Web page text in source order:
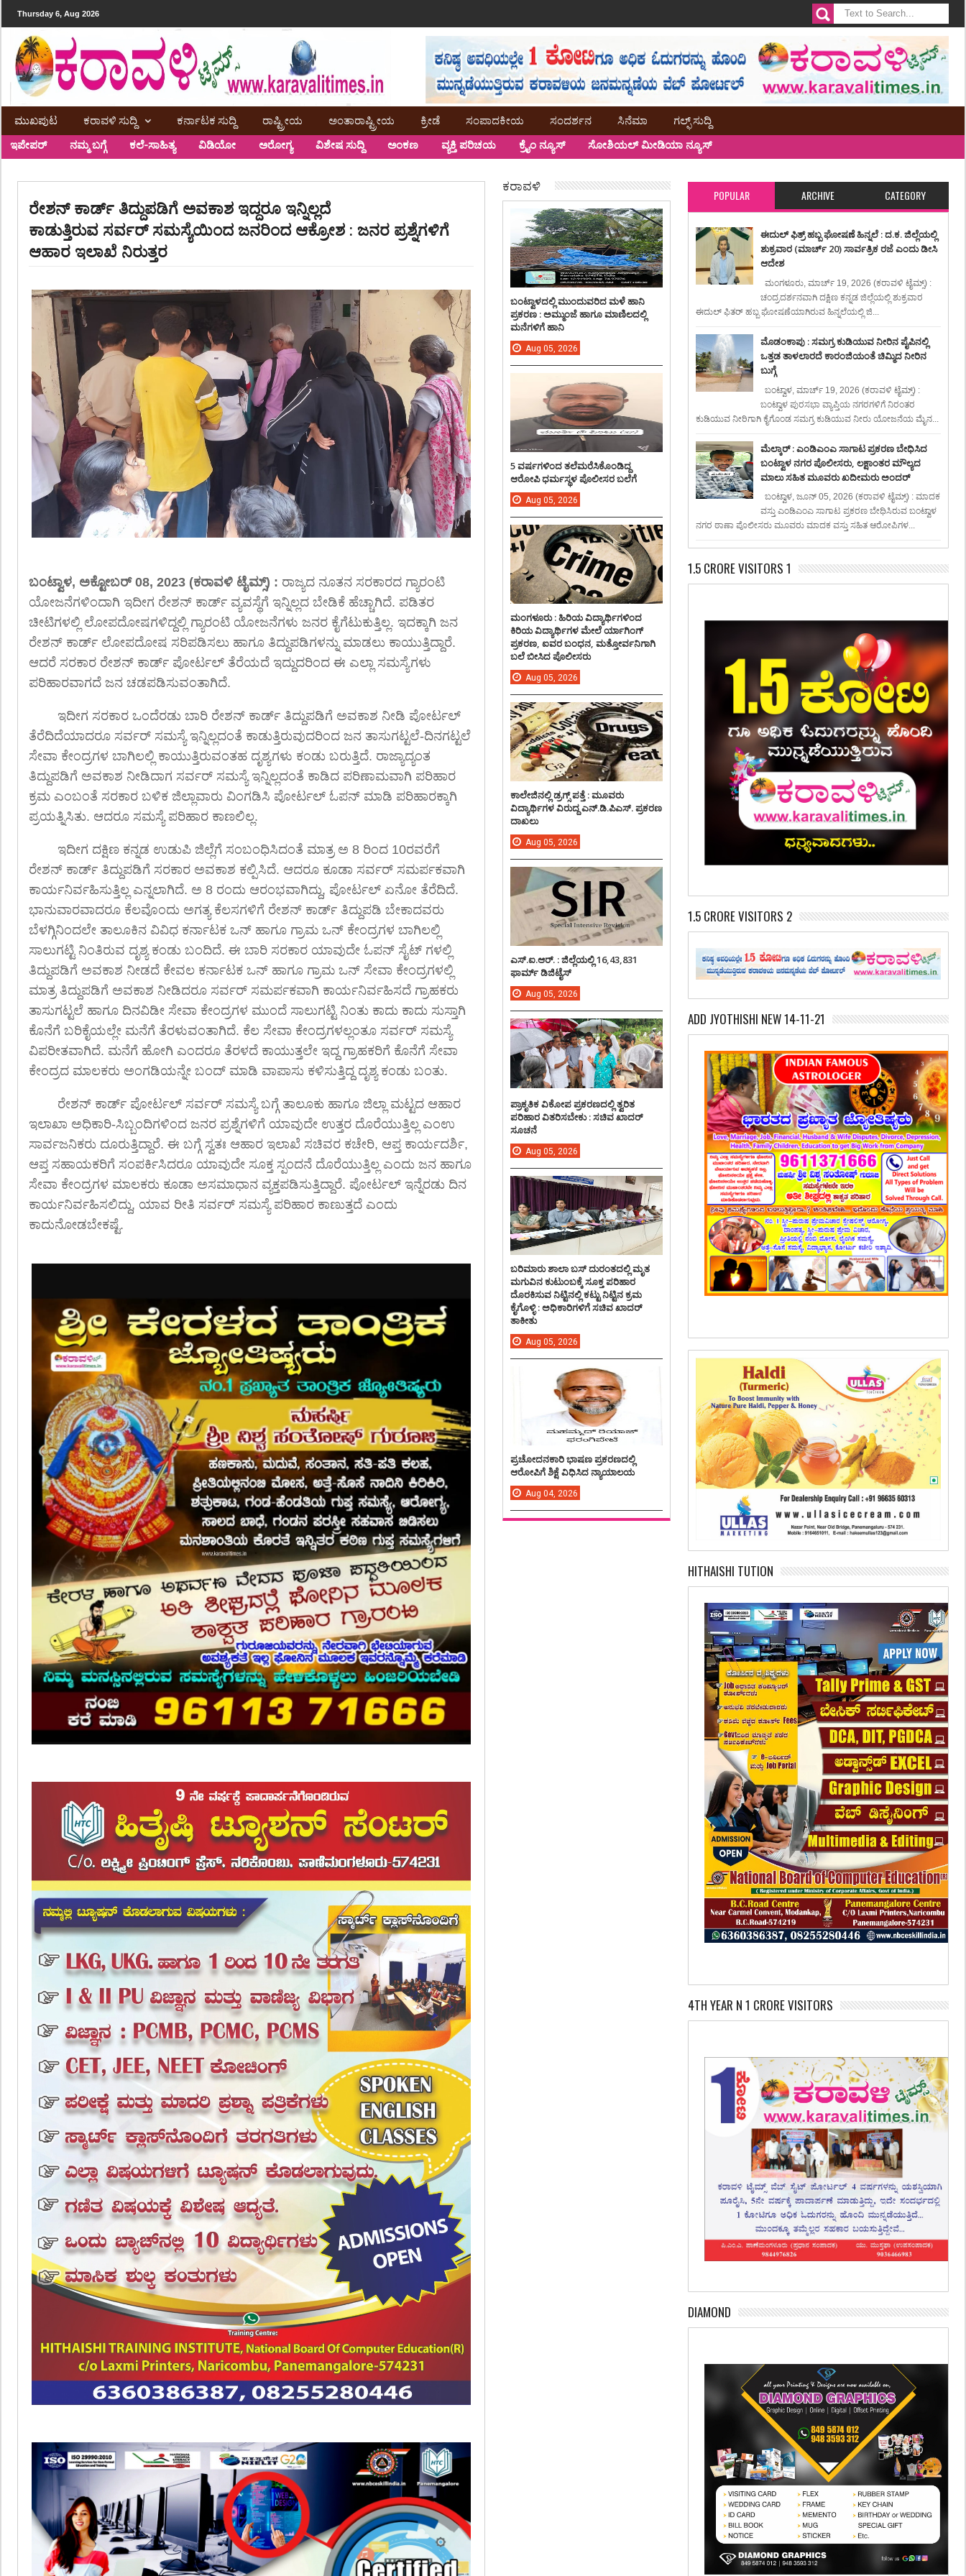
Thursday 6, Aug 2026
ಮುಖಪುಟ ಕರಾವಳಿ ಸುದ್ದಿ ಕರ್ನಾಟಕ ಸುದ್ದಿ ರಾಷ್ಟ್ರೀಯ ಅಂತಾರಾಷ್ಟ್ರೀಯ ಕ್ರೀಡೆ ಸಂಪಾದಕೀಯ ಸಂದರ್ಶನ ಸಿನೆಮಾ ಗಲ್ಫ್ ಸುದ್ದಿ
ಇಪೇಪರ್ ನಮ್ಮ ಬಗ್ಗೆ ಕಲೆ-ಸಾಹಿತ್ಯ ವಿಡಿಯೋ ಅರೋಗ್ಯ ವಿಶೇಷ ಸುದ್ದಿ ಅಂಕಣ ವ್ಯಕ್ತಿ ಪರಿಚಯ ಕ್ರೈಂ ನ್ಯೂಸ್ ಸೋಶಿಯಲ್ ಮೀಡಿಯಾ ನ್ಯೂಸ್
ರೇಶನ್ ಕಾರ್ಡ್ ತಿದ್ದುಪಡಿಗೆ ಅವಕಾಶ ಇದ್ದರೂ ಇನ್ನಿಲ್ಲದೆ
ಕಾಡುತ್ತಿರುವ ಸರ್ವರ್ ಸಮಸ್ಯೆಯಿಂದ ಜನರಿಂದ ಆಕ್ರೋಶ : ಜನರ ಪ್ರಶ್ನೆಗಳಿಗೆ
ಆಹಾರ ಇಲಾಖೆ ನಿರುತ್ತರ
ಬಂಟ್ವಾಳ, ಅಕ್ಟೋಬರ್ 08, 2023 (ಕರಾವಳಿ ಟೈಮ್ಸ್) : ರಾಜ್ಯದ ನೂತನ ಸರಕಾರದ ಗ್ಯಾರಂಟಿ
ಯೋಜನೆಗಳಿಂದಾಗಿ ಇದೀಗ ರೇಶನ್ ಕಾರ್ಡ್ ವ್ಯವಸ್ಥೆಗೆ ಇನ್ನಿಲ್ಲದ ಬೇಡಿಕೆ ಹೆಚ್ಚಾಗಿದೆ. ಪಡಿತರ
ಚೀಟಿಗಳಲ್ಲಿ ಲೋಪದೋಷಗಳಿದ್ದಲ್ಲಿ ಗ್ಯಾರಂಟಿ ಯೋಜನೆಗಳು ಜನರ ಕೈಗೆಟುಕುತ್ತಿಲ್ಲ. ಇದಕ್ಕಾಗಿ ಜನ
ರೇಶನ್ ಕಾರ್ಡ್ ಲೋಪದೋಷ ಸರಿಪಡಿಸಲು ಹಾಗೂ ತಿದ್ದುಪಡಿಗಳನ್ನು ಮಾಡಲು ಕಾಯುತ್ತಿದ್ದಾರೆ.
ಆದರೆ ಸರಕಾರ ರೇಶನ್ ಕಾರ್ಡ್ ಪೋರ್ಟಲ್ ತೆರೆಯದೆ ಇದ್ದುದರಿಂದ ಈ ಎಲ್ಲಾ ಸಮಸ್ಯೆಗಳು
ಪರಿಹಾರವಾಗದೆ ಜನ ಚಡಪಡಿಸುವಂತಾಗಿದೆ.
ಇದೀಗ ಸರಕಾರ ಒಂದೆರಡು ಬಾರಿ ರೇಶನ್ ಕಾರ್ಡ್ ತಿದ್ದುಪಡಿಗೆ ಅವಕಾಶ ನೀಡಿ ಪೋರ್ಟಲ್
ತೆರೆದಿದೆಯಾದರೂ ಸರ್ವರ್ ಸಮಸ್ಯೆ ಇನ್ನಿಲ್ಲದಂತೆ ಕಾಡುತ್ತಿರುವುದರಿಂದ ಜನ ತಾಸುಗಟ್ಟಲೆ-ದಿನಗಟ್ಟಲೆ
ಸೇವಾ ಕೇಂದ್ರಗಳ ಬಾಗಿಲಲ್ಲಿ ಕಾಯುತ್ತಿರುವಂತಹ ದೃಶ್ಯಗಳು ಕಂಡು ಬರುತ್ತಿದೆ. ರಾಜ್ಯಾದ್ಯಂತ
ತಿದ್ದುಪಡಿಗೆ ಅವಕಾಶ ನೀಡಿದಾಗ ಸರ್ವರ್ ಸಮಸ್ಯೆ ಇನ್ನಿಲ್ಲದಂತೆ ಕಾಡಿದ ಪರಿಣಾಮವಾಗಿ ಪರಿಹಾರ
ಕ್ರಮ ಎಂಬಂತೆ ಸರಕಾರ ಬಳಿಕ ಜಿಲ್ಲಾವಾರು ವಿಂಗಡಿಸಿ ಪೋರ್ಟಲ್ ಓಪನ್ ಮಾಡಿ ಪರಿಹಾರಕ್ಕಾಗಿ
ಪ್ರಯತ್ನಿಸಿತು. ಆದರೂ ಸಮಸ್ಯೆ ಪರಿಹಾರ ಕಾಣಲಿಲ್ಲ.
ಇದೀಗ ದಕ್ಷಿಣ ಕನ್ನಡ ಉಡುಪಿ ಜಿಲ್ಲೆಗೆ ಸಂಬಂಧಿಸಿದಂತೆ ಮಾತ್ರ ಅ 8 ರಿಂದ 10ರವರೆಗೆ
ರೇಶನ್ ಕಾರ್ಡ್ ತಿದ್ದುಪಡಿಗೆ ಸರಕಾರ ಅವಕಾಶ ಕಲ್ಪಿಸಿದೆ. ಆದರೂ ಕೂಡಾ ಸರ್ವರ್ ಸಮರ್ಪಕವಾಗಿ
ಕಾರ್ಯನಿರ್ವಹಿಸುತ್ತಿಲ್ಲ ಎನ್ನಲಾಗಿದೆ. ಅ 8 ರಂದು ಆರಂಭವಾಗಿದ್ದು, ಪೋರ್ಟಲ್ ಏನೋ ತೆರೆದಿದೆ.
ಭಾನುವಾರವಾದರೂ ಕೆಲವೊಂದು ಅಗತ್ಯ ಕೆಲಸಗಳಿಗೆ ರೇಶನ್ ಕಾರ್ಡ್ ತಿದ್ದುಪಡಿ ಬೇಕಾದವರು
ಬೆಳಗ್ಗಿನಿಂದಲೇ ತಾಲೂಕಿನ ವಿವಿಧ ಕರ್ನಾಟಕ ಒನ್ ಹಾಗೂ ಗ್ರಾಮ ಒನ್ ಕೇಂದ್ರಗಳ ಬಾಗಿಲಲ್ಲಿ
ಸಾಲುಗಟ್ಟಿ ನಿಂತಿರುವ ದೃಶ್ಯ ಕಂಡು ಬಂದಿದೆ. ಈ ಬಾರಿ ಸರಕಾರ ಯಾವುದೇ ಓಪನ್ ಸೈಟ್ ಗಳಲ್ಲಿ
ತಿದ್ದುಪಡಿಗೆ ಅವಕಾಶ ನೀಡದೆ ಕೇವಲ ಕರ್ನಾಟಕ ಒನ್ ಹಾಗೂ ಗ್ರಾಮ ಒನ್ ಸೇವಾ ಕೇಂದ್ರಗಳಲ್ಲಿ
ಮಾತ್ರ ತಿದ್ದುಪಡಿಗೆ ಅವಕಾಶ ನೀಡಿದರೂ ಸರ್ವರ್ ಸಮರ್ಪಕವಾಗಿ ಕಾರ್ಯನಿರ್ವಹಿಸದೆ ಗ್ರಾಹಕರು
ತಾಸುಗಟ್ಟಲೆ ಹಾಗೂ ದಿನವಿಡೀ ಸೇವಾ ಕೇಂದ್ರಗಳ ಮುಂದೆ ಸಾಲುಗಟ್ಟಿ ನಿಂತು ಕಾದು ಕಾದು ಸುಸ್ತಾಗಿ
ಕೊನೆಗೆ ಬರಿಕೈಯಲ್ಲೇ ಮನೆಗೆ ತೆರಳುವಂತಾಗಿದೆ. ಕೆಲ ಸೇವಾ ಕೇಂದ್ರಗಳಲ್ಲಂತೂ ಸರ್ವರ್ ಸಮಸ್ಯೆ
ವಿಪರೀತವಾಗಿದೆ. ಮನೆಗೆ ಹೋಗಿ ಎಂದರೂ ತೆರಳದೆ ಕಾಯುತ್ತಲೇ ಇದ್ದ ಗ್ರಾಹಕರಿಗೆ ಕೊನೆಗೆ ಸೇವಾ
ಕೇಂದ್ರದ ಮಾಲಕರು ಅಂಗಡಿಯನ್ನೇ ಬಂದ್ ಮಾಡಿ ವಾಪಾಸು ಕಳಿಸುತ್ತಿದ್ದ ದೃಶ್ಯ ಕಂಡು ಬಂತು.
ರೇಶನ್ ಕಾರ್ಡ್ ಪೋರ್ಟಲ್ ಸರ್ವರ್ ಸಮಸ್ಯೆ ಬಗ್ಗೆ ತಾಲೂಕು ಹಾಗೂ ಜಿಲ್ಲಾ ಮಟ್ಟದ ಆಹಾರ
ಇಲಾಖಾ ಅಧಿಕಾರಿ-ಸಿಬ್ಬಂದಿಗಳಿಂದ ಜನರ ಪ್ರಶ್ನೆಗಳಿಗೆ ಯಾವುದೇ ಉತ್ತರ ದೊರೆಯುತ್ತಿಲ್ಲ ಎಂಉ
ಸಾರ್ವಜನಿಕರು ದೂರುತ್ತಿದ್ದಾರೆ. ಈ ಬಗ್ಗೆ ಸ್ವತಃ ಆಹಾರ ಇಲಾಖೆ ಸಚಿವರ ಕಚೇರಿ, ಆಪ್ತ ಕಾರ್ಯದರ್ಶಿ,
ಆಪ್ತ ಸಹಾಯಕರಿಗೆ ಸಂಪರ್ಕಿಸಿದರೂ ಯಾವುದೇ ಸೂಕ್ತ ಸ್ಪಂದನೆ ದೊರೆಯುತ್ತಿಲ್ಲ ಎಂದು ಜನ ಹಾಗೂ
ಸೇವಾ ಕೇಂದ್ರಗಳ ಮಾಲಕರು ಕೂಡಾ ಅಸಮಾಧಾನ ವ್ಯಕ್ತಪಡಿಸುತ್ತಿದ್ದಾರೆ. ಪೋರ್ಟಲ್ ಇನ್ನೆರಡು ದಿನ
ಕಾರ್ಯನಿರ್ವಹಿಸಲಿದ್ದು, ಯಾವ ರೀತಿ ಸರ್ವರ್ ಸಮಸ್ಯೆ ಪರಿಹಾರ ಕಾಣುತ್ತದೆ ಎಂದು
ಕಾದುನೋಡಬೇಕಷ್ಟೆ.
POPULAR ARCHIVE CATEGORY
ಈದುಲ್ ಫಿತ್ರ್ ಹಬ್ಬ ಘೋಷಣೆ ಹಿನ್ನಲೆ : ದ.ಕ. ಜಿಲ್ಲೆಯಲ್ಲಿ
ಶುಕ್ರವಾರ (ಮಾರ್ಚ್ 20) ಸಾರ್ವತ್ರಿಕ ರಜೆ ಎಂದು ಡೀಸಿ
ಆದೇಶ
ಮಂಗಳೂರು, ಮಾರ್ಚ್ 19, 2026 (ಕರಾವಳಿ ಟೈಮ್ಸ್) :
ಚಂದ್ರದರ್ಶನವಾಗಿ ದಕ್ಷಿಣ ಕನ್ನಡ ಜಿಲ್ಲೆಯಲ್ಲಿ ಶುಕ್ರವಾರ
ಈದುಲ್ ಫಿತರ್ ಹಬ್ಬ ಘೋಷಣೆಯಾಗಿರುವ ಹಿನ್ನಲೆಯಲ್ಲಿ ಜಿ...
ಮೊಡಂಕಾಪು : ಸಮಗ್ರ ಕುಡಿಯುವ ನೀರಿನ ಪೈಪಿನಲ್ಲಿ
ಒತ್ತಡ ತಾಳಲಾರದೆ ಕಾರಂಜಿಯಂತೆ ಚಿಮ್ಮಿದ ನೀರಿನ
ಬುಗ್ಗೆ
ಬಂಟ್ವಾಳ, ಮಾರ್ಚ್ 19, 2026 (ಕರಾವಳಿ ಟೈಮ್ಸ್) :
ಬಂಟ್ವಾಳ ಪುರಸಭಾ ವ್ಯಾಪ್ತಿಯ ನಗರಗಳಿಗೆ ನಿರಂತರ
ಕುಡಿಯುವ ನೀರಿಗಾಗಿ ಕೈಗೊಂಡ ಸಮಗ್ರ ಕುಡಿಯುವ ನೀರು ಯೋಜನೆಯ ಮೈನ...
ಮೆಲ್ಕಾರ್ : ಎಂಡಿಎಂಎ ಸಾಗಾಟ ಪ್ರಕರಣ ಬೇಧಿಸಿದ
ಬಂಟ್ವಾಳ ನಗರ ಪೊಲೀಸರು, ಲಕ್ಷಾಂತರ ಮೌಲ್ಯದ
ಮಾಲು ಸಹಿತ ಮೂವರು ಖದೀಮರು ಅಂದರ್
ಬಂಟ್ವಾಳ, ಜೂನ್ 05, 2026 (ಕರಾವಳಿ ಟೈಮ್ಸ್) : ಮಾದಕ
ವಸ್ತು ಎಂಡಿಎಂಎ ಸಾಗಾಟ ಪ್ರಕರಣ ಬೇಧಿಸಿರುವ ಬಂಟ್ವಾಳ
ನಗರ ಠಾಣಾ ಪೊಲೀಸರು ಮೂವರು ಮಾದಕ ವಸ್ತು ಸಹಿತ ಆರೋಪಿಗಳ...
1.5 CRORE VISITORS 1
1.5 CRORE VISITORS 2
ADD JYOTHISHI NEW 14-11-21
HITHAISHI TUTION
4TH YEAR N 1 CRORE VISITORS
DIAMOND
ಕರಾವಳಿ
ಬಂಟ್ವಾಳದಲ್ಲಿ ಮುಂದುವರಿದ ಮಳೆ ಹಾನಿ
ಪ್ರಕರಣ : ಅಮ್ಮುಂಜೆ ಹಾಗೂ ಮಾಣಿಲದಲ್ಲಿ
ಮನೆಗಳಿಗೆ ಹಾನಿ
Aug 05, 2026
5 ವರ್ಷಗಳಿಂದ ತಲೆಮರೆಸಿಕೊಂಡಿದ್ದ
ಆರೋಪಿ ಧರ್ಮಸ್ಥಳ ಪೊಲೀಸರ ಬಲೆಗೆ
Aug 05, 2026
ಮಂಗಳೂರು : ಹಿರಿಯ ವಿದ್ಯಾರ್ಥಿಗಳಿಂದ
ಕಿರಿಯ ವಿದ್ಯಾರ್ಥಿಗಳ ಮೇಲೆ ರ್ಯಾಗಿಂಗ್
ಪ್ರಕರಣ, ಐವರ ಬಂಧನ, ಮತ್ತೋರ್ವನಿಗಾಗಿ
ಬಲೆ ಬೀಸಿದ ಪೊಲೀಸರು
Aug 05, 2026
ಕಾಲೇಜಿನಲ್ಲಿ ಡ್ರಗ್ಸ್ ಪತ್ತೆ : ಮೂವರು
ವಿದ್ಯಾರ್ಥಿಗಳ ವಿರುದ್ದ ಎನ್.ಡಿ.ಪಿಎಸ್. ಪ್ರಕರಣ
ದಾಖಲು
Aug 05, 2026
ಎಸ್.ಐ.ಆರ್. : ಜಿಲ್ಲೆಯಲ್ಲಿ 16,43,831
ಫಾರ್ಮ್ ಡಿಜಿಟೈಸ್
Aug 05, 2026
ಪ್ರಾಕೃತಿಕ ವಿಕೋಪ ಪ್ರಕರಣದಲ್ಲಿ ತ್ವರಿತ
ಪರಿಹಾರ ವಿತರಿಸಬೇಕು : ಸಚಿವ ಖಾದರ್
ಸೂಚನೆ
Aug 05, 2026
ಬರಿಮಾರು ಶಾಲಾ ಬಸ್ ದುರಂತದಲ್ಲಿ ಮೃತ
ಮಗುವಿನ ಕುಟುಂಬಕ್ಕೆ ಸೂಕ್ತ ಪರಿಹಾರ
ದೊರಕಿಸುವ ನಿಟ್ಟಿನಲ್ಲಿ ಕಟ್ಟು ನಿಟ್ಟಿನ ಕ್ರಮ
ಕೈಗೊಳ್ಳಿ : ಅಧಿಕಾರಿಗಳಿಗೆ ಸಚಿವ ಖಾದರ್
ತಾಕೀತು
Aug 05, 2026
ಪ್ರಚೋದನಕಾರಿ ಭಾಷಣ ಪ್ರಕರಣದಲ್ಲಿ
ಆರೋಪಿಗೆ ಶಿಕ್ಷೆ ವಿಧಿಸಿದ ನ್ಯಾಯಾಲಯ
Aug 04, 2026